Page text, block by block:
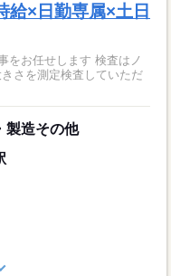
給×日勤専属×土日
をお任せします 検査はノ
さを測定検査していただ
製造その他